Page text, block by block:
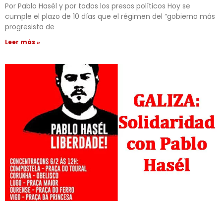
Por Pablo Hasél y por todos los presos políticos Hoy se
cumple el plazo de 10 días que el régimen del “gobierno más
progresista de
Leer más »